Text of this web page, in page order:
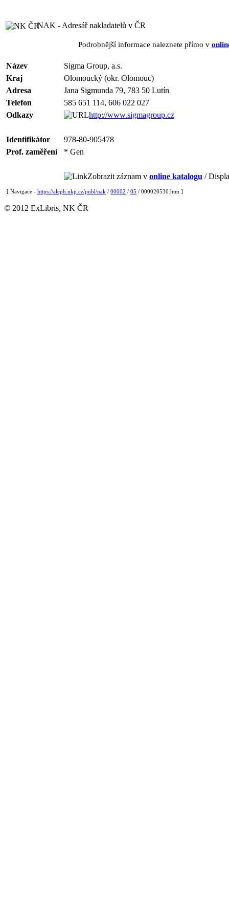
NAK - Adresář nakladatelů v ČR
Podrobnější informace naleznete přímo v
Název
Sigma Group, a.s.
Kraj
Olomoucký (okr. Olomouc)
Adresa
Jana Sigmunda 79, 783 50 Lutín
Telefon
585 651 114, 606 022 027
Odkazy
http://www.sigmagroup.cz
Identifikátor
978-80-905478
Prof. zaměření
* Gen
Zobrazit záznam v online katalogu /
[ Navigace - https://aleph.nkp.cz/publ/nak / 00002 / 05 / 000020530.htm ]
© 2012 ExLibris, NK ČR